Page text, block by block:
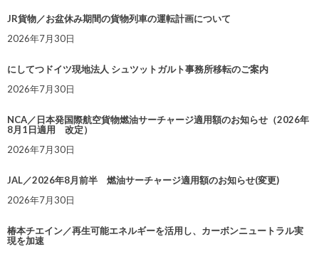
JR貨物／お盆休み期間の貨物列車の運転計画について
2026年7月30日
にしてつドイツ現地法人 シュツットガルト事務所移転のご案内
2026年7月30日
NCA／日本発国際航空貨物燃油サーチャージ適用額のお知らせ（2026年
8月1日適用 改定）
2026年7月30日
JAL／2026年8月前半 燃油サーチャージ適用額のお知らせ(変更)
2026年7月30日
椿本チエイン／再生可能エネルギーを活用し、カーボンニュートラル実
現を加速